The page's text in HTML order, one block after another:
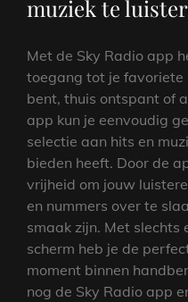
muziek te
Met de Sky Radio app
toegang tot je favoriete
bent, thuis ontspant of
app kun je eenvoudig
selectie aan hits en
bieden heeft. Door de
vrijheid om jouw
en nummers over te
smaak zijn. Met slechts
scherm heb je de
moment binnen
nog de Sky Radio app